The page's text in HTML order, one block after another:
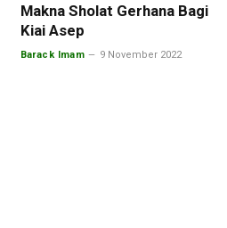
Makna Sholat Gerhana Bagi
Kiai Asep
Barack Imam 9 November 2022